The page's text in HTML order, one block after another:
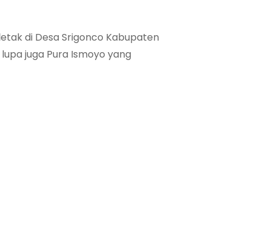
di Desa Srigonco Kabupaten
juga Pura Ismoyo yang